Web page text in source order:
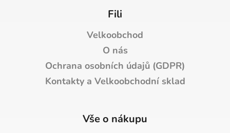
Fili
Velkoobchod
O nás
Ochrana osobních údajů (GDPR)
Kontakty a Velkoobchodní sklad
Vše o nákupu